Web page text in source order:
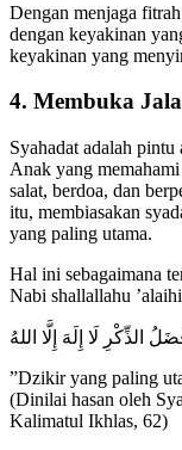
Dengan menjaga
dengan keyakinan
keyakinan yang
4. Membuka
Syahadat adalah
Anak yang
salat, berdoa, dan
itu, membiasakan
yang paling utama.
Hal ini sebagaimana
Nabi shallallahu
الذِّكْرِ لَا إِلَهَ إِلَّا اللهُ
”Dzikir yang paling
(Dinilai hasan oleh
Kalimatul Ikhlas, 62)